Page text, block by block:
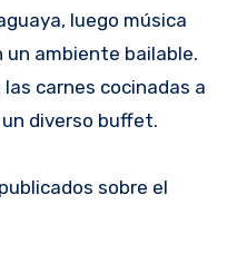
luego música
ambiente bailable.
carnes cocinadas a
diverso buffet.
sobre el